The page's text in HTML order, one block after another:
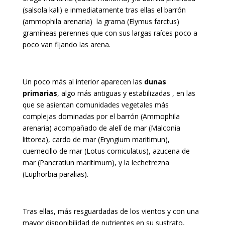
(salsola kali) e inmediatamente tras ellas el barrón
(ammophila arenaria) la grama (Elymus farctus)
gramíneas perennes que con sus largas raíces poco a
poco van fijando las arena.
Un poco más al interior aparecen las dunas
primarias, algo más antiguas y estabilizadas , en las
que se asientan comunidades vegetales más
complejas dominadas por el barrón (Ammophila
arenaria) acompañado de alelí de mar (Malconia
littorea), cardo de mar (Eryngium maritimun),
cuernecillo de mar (Lotus corniculatus), azucena de
mar (Pancratiun maritimum), y la lechetrezna
(Euphorbia paralias).
Tras ellas, más resguardadas de los vientos y con una
mayor disponibilidad de nutrientes en su sustrato,